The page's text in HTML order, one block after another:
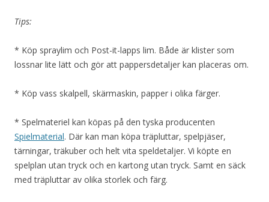
Tips:
* Köp spraylim och Post-it-lapps lim. Både är klister som
lossnar lite lätt och gör att pappersdetaljer kan placeras om.
* Köp vass skalpell, skärmaskin, papper i olika färger.
* Spelmateriel kan köpas på den tyska producenten
Spielmaterial. Där kan man köpa träpluttar, spelpjäser,
tärningar, träkuber och helt vita speldetaljer. Vi köpte en
spelplan utan tryck och en kartong utan tryck. Samt en säck
med träpluttar av olika storlek och färg.